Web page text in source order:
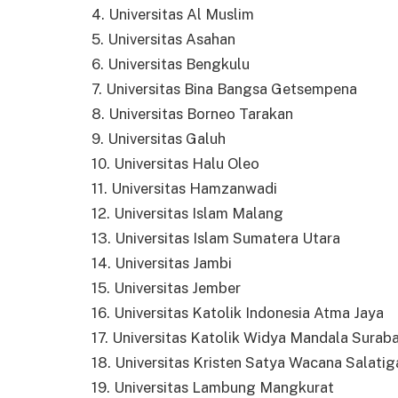
4. Universitas Al Muslim
5. Universitas Asahan
6. Universitas Bengkulu
7. Universitas Bina Bangsa Getsempena
8. Universitas Borneo Tarakan
9. Universitas Galuh
10. Universitas Halu Oleo
11. Universitas Hamzanwadi
12. Universitas Islam Malang
13. Universitas Islam Sumatera Utara
14. Universitas Jambi
15. Universitas Jember
16. Universitas Katolik Indonesia Atma Jaya
17. Universitas Katolik Widya Mandala
18. Universitas Kristen Satya Wacana
19. Universitas Lambung Mangkurat